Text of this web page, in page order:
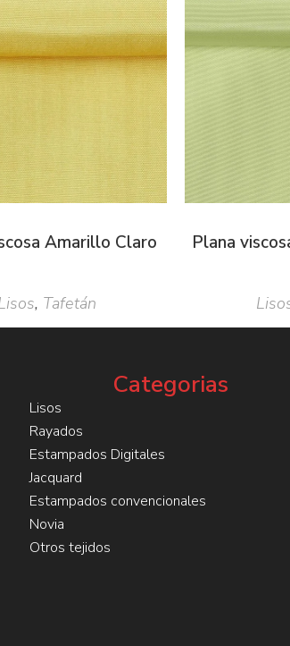
Amarillo Claro
, Tafetán
Plana
Categorias
Lisos
Rayados
Estampados Digitales
Jacquard
Estampados convencionales
Novia
Otros tejidos